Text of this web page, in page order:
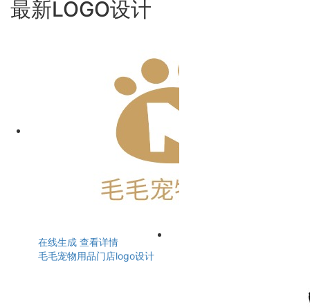
最新LOGO设计
在线生成 查看详情
毛毛宠物用品门店logo设计